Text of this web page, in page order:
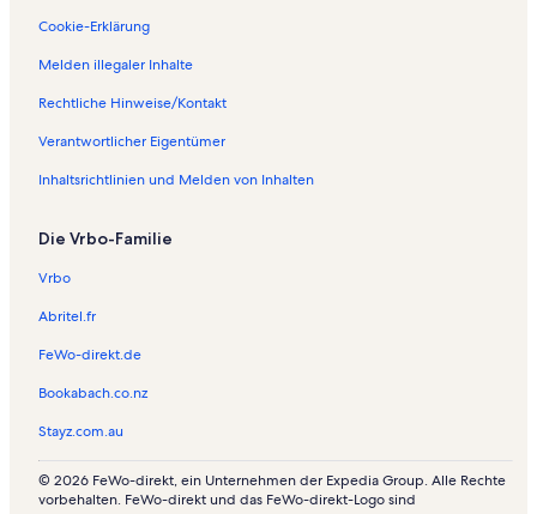
Cookie-Erklärung
Melden illegaler Inhalte
Rechtliche Hinweise/Kontakt
Verantwortlicher Eigentümer
Inhaltsrichtlinien und Melden von Inhalten
Die Vrbo-Familie
Vrbo
Abritel.fr
FeWo-direkt.de
Bookabach.co.nz
Stayz.com.au
© 2026 FeWo-direkt, ein Unternehmen der Expedia Group. Alle Rechte
vorbehalten. FeWo-direkt und das FeWo-direkt-Logo sind